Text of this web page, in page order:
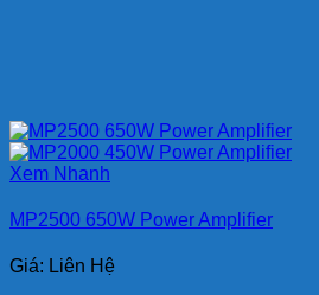
Xem Nhanh
MP2500 650W Power Amplifier
Giá: Liên Hệ